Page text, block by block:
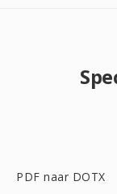
PDF naar DOTX